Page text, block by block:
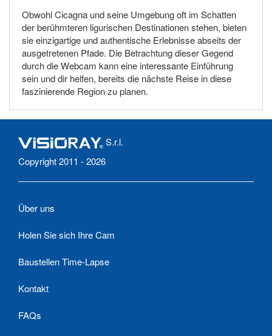
Obwohl Cicagna und seine Umgebung oft im Schatten
der berühmteren ligurischen Destinationen stehen, bieten
sie einzigartige und authentische Erlebnisse abseits der
ausgetretenen Pfade. Die Betrachtung dieser Gegend
durch die Webcam kann eine interessante Einführung
sein und dir helfen, bereits die nächste Reise in diese
faszinierende Region zu planen.
S.r.l.
Copyright 2011 - 2026
Über uns
Holen Sie sich Ihre Cam
Baustellen Time-Lapse
Kontakt
FAQs